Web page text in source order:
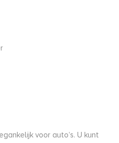
voor auto’s. U kunt